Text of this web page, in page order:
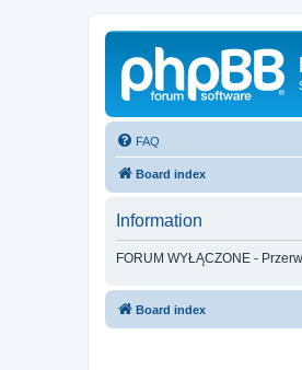
FAQ
Board index
Information
FORUM WYŁĄCZONE -
Board index